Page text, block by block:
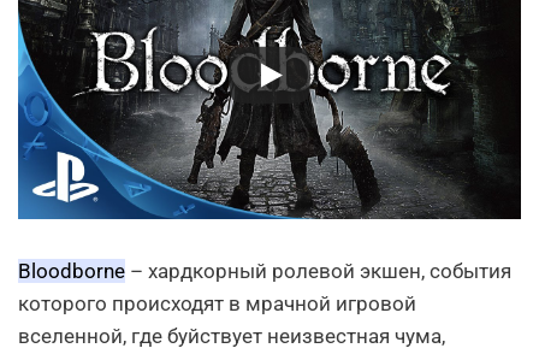
Bloodborne – хардкорный ролевой экшен, события
которого происходят в мрачной игровой
вселенной, где буйствует неизвестная чума,